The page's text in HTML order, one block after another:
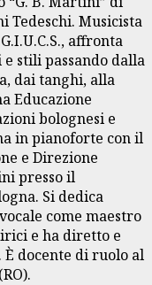
Tedeschi. Musicista
affronta
stili passando dalla
dai tanghi, alla
Educazione
bolognesi e
in pianoforte con il
e Direzione
presso il
Si dedica
come maestro
e ha diretto e
docente di ruolo al